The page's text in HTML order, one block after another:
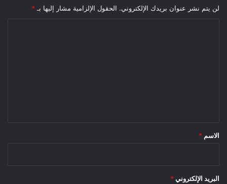
لن يتم نشر عنوان بريدك الإلكتروني. الحقول الإلزامية مشار إليها بـ *
*
الاسم *
البريد الإلكتروني *